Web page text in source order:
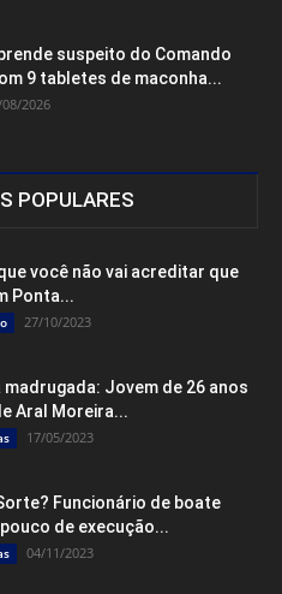
prende suspeito do Comando
9 tabletes de maconha...
2026
POPULARES
você não vai acreditar que
Ponta...
27/10/2023
madrugada: Jovem de 26 anos
Aral Moreira...
17/05/2023
Funcionário de boate
de execução...
04/11/2023